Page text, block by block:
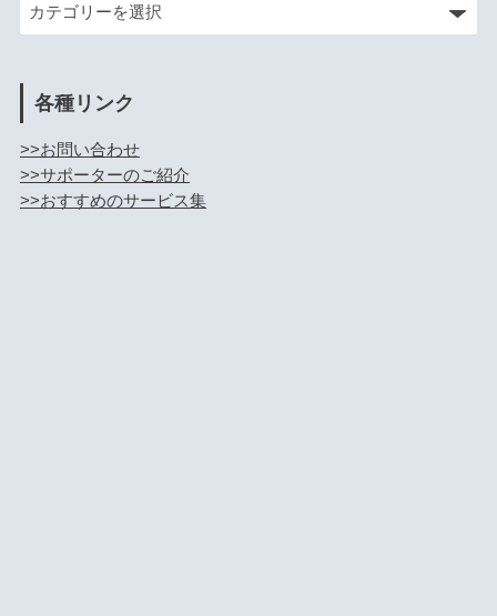
各種リンク
>>お問い合わせ
>>サポーターのご紹介
>>おすすめのサービス集